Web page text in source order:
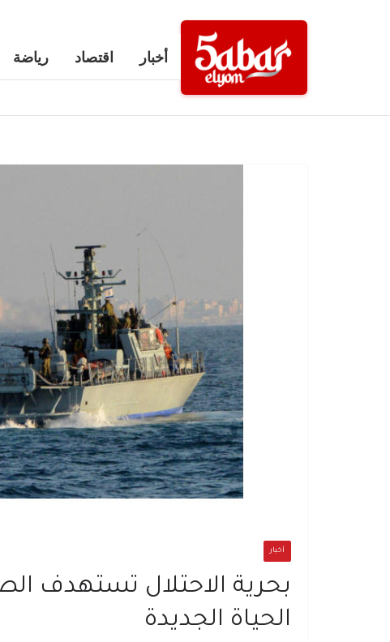
أخبار اقتصاد رياضة
أخبار
بحرية الاحتلال تستهدف
الحياة الجديدة